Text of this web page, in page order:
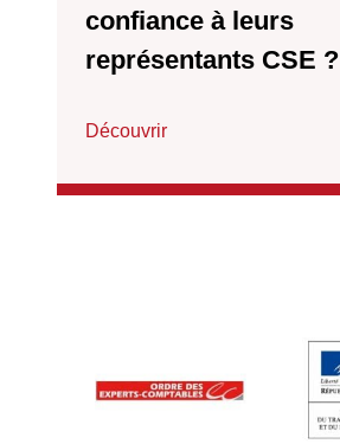
confiance à leurs
représentants CSE ?
Découvrir